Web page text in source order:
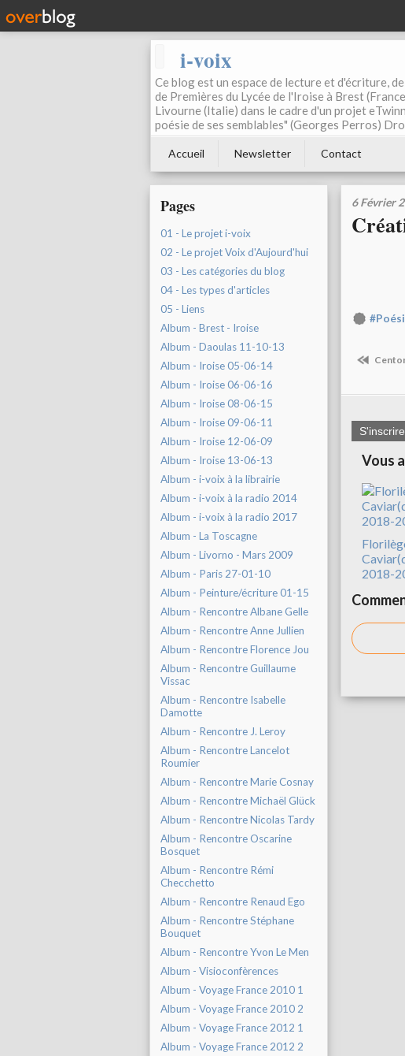
i-voix
Ce blog est un espace de lecture et d'écriture,
de Premières du Lycée de l'Iroise à Brest
Livourne (Italie) dans le cadre d'un projet
poésie de ses semblables" (Georges Perros)
Accueil Newsletter Contact
Pages
01 - Le projet i-voix
02 - Le projet Voix d'Aujourd'hui
03 - Les catégories du blog
04 - Les types d'articles
05 - Liens
Album - Brest - Iroise
Album - Daoulas 11-10-13
Album - Iroise 05-06-14
Album - Iroise 06-06-16
Album - Iroise 08-06-15
Album - Iroise 09-06-11
Album - Iroise 12-06-09
Album - Iroise 13-06-13
Album - i-voix à la librairie
Album - i-voix à la radio 2014
Album - i-voix à la radio 2017
Album - La Toscagne
Album - Livorno - Mars 2009
Album - Paris 27-01-10
Album - Peinture/écriture 01-15
Album - Rencontre Albane Gelle
Album - Rencontre Anne Jullien
Album - Rencontre Florence Jou
Album - Rencontre Guillaume
Vissac
Album - Rencontre Isabelle
Damotte
Album - Rencontre J. Leroy
Album - Rencontre Lancelot
Roumier
Album - Rencontre Marie Cosnay
Album - Rencontre Michaël Glück
Album - Rencontre Nicolas Tardy
Album - Rencontre Oscarine
Bosquet
Album - Rencontre Rémi
Checchetto
Album - Rencontre Renaud Ego
Album - Rencontre Stéphane
Bouquet
Album - Rencontre Yvon Le Men
Album - Visioconfèrences
Album - Voyage France 2010 1
Album - Voyage France 2010 2
Album - Voyage France 2012 1
Album - Voyage France 2012 2
6 Février
Vous
2018-